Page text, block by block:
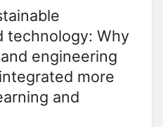
technology: Why
engineering
more
and